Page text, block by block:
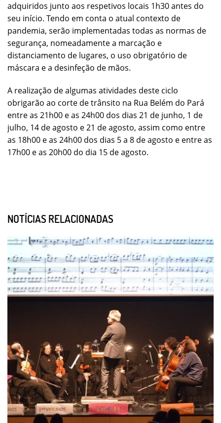
adquiridos junto aos respetivos locais 1h30 antes do
seu início. Tendo em conta o atual contexto de
pandemia, serão implementadas todas as normas de
segurança, nomeadamente a marcação e
distanciamento de lugares, o uso obrigatório de
máscara e a desinfeção de mãos.
A realização de algumas atividades deste ciclo
obrigarão ao corte de trânsito na Rua Belém do Pará
entre as 21h00 e as 24h00 dos dias 21 de junho, 1 de
julho, 14 de agosto e 21 de agosto, assim como entre
as 18h00 e as 24h00 dos dias 5 a 8 de agosto e entre as
17h00 e as 20h00 do dia 15 de agosto.
NOTÍCIAS RELACIONADAS